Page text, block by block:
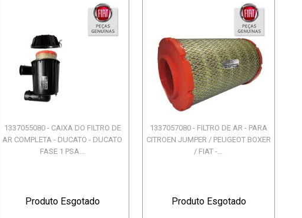
1337055080 - CAIXA DO FILTRO DE
AR COMPLETA - DUCATO - DUCATO
FASE 1 PSA...
Produto Esgotado
1337057080 - FILTRO DE AR - PARA
CITROEN JUMPER / PEUGEOT BOXER
/ FIAT -...
Produto Esgotado